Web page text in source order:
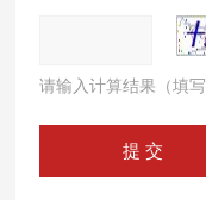
请输入计算结果（填